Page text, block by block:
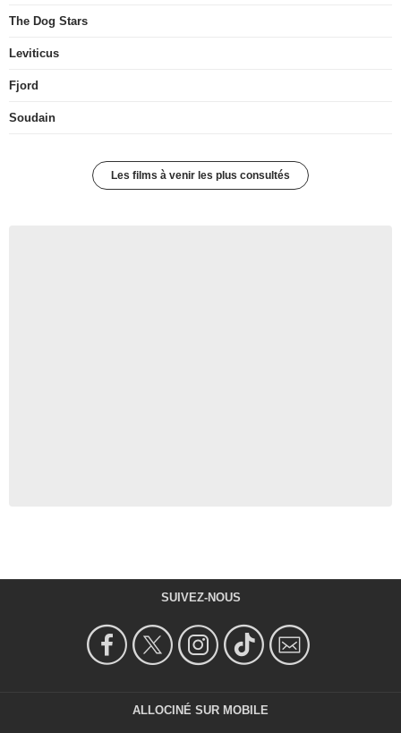
The Dog Stars
Leviticus
Fjord
Soudain
Les films à venir les plus consultés
SUIVEZ-NOUS
ALLOCINÉ SUR MOBILE